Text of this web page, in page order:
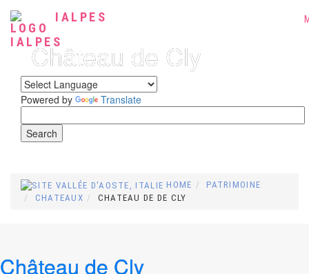
IALPES
Château de Cly
Powered by Translate
HOME
PATRIMOINE
CHATEAUX
CHATEAU DE DE CLY
Château de Cly